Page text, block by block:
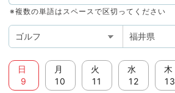
※複数の単語はスペースで区切ってください
日
9
月
10
火
11
水
12
木
13